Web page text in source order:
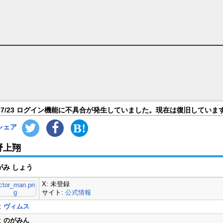
7/23 ログイン機能に不具合が発生していました。現在は復旧していま
ェア
上翔
み しょう
X: 未登録
サイト: 公式情報
ヴィムス
のがみん